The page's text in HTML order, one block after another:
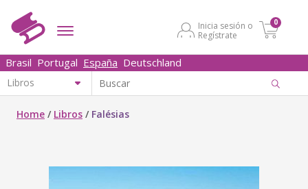
Inicia sesión o
Regístrate
0
Brasil Portugal España Deutschland
Home / Libros / Falésias